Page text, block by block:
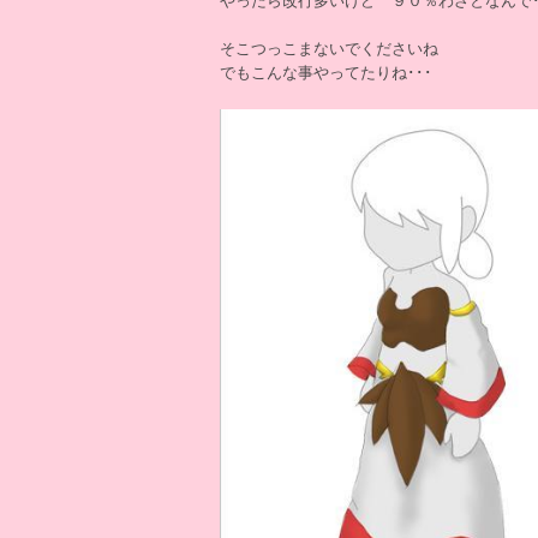
そこつっこまないでくださいね
でもこんな事やってたりね･･･